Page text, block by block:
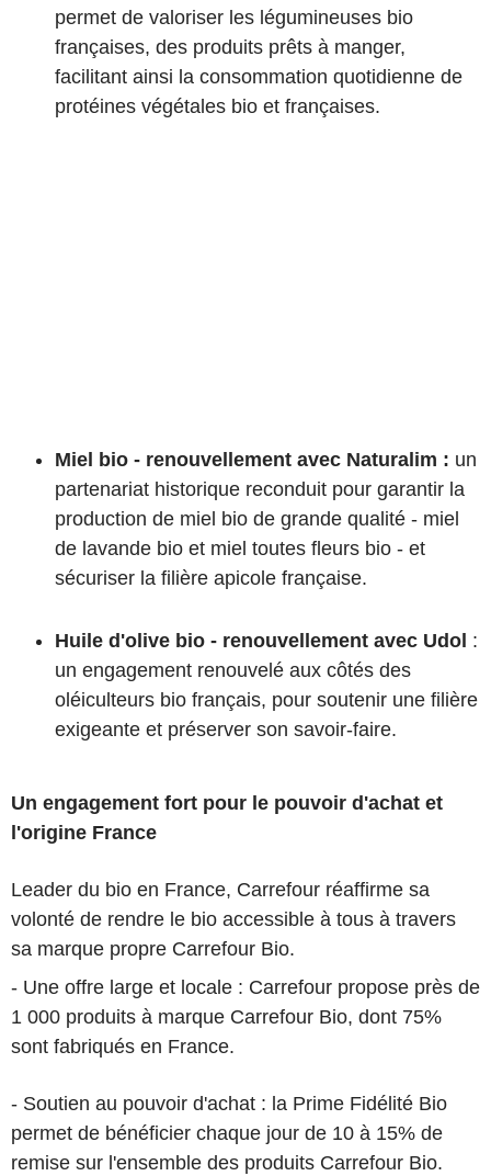
permet de valoriser les légumineuses bio
françaises, des produits prêts à manger,
facilitant ainsi la consommation quotidienne de
protéines végétales bio et françaises.
Miel bio - renouvellement avec Naturalim : un
partenariat historique reconduit pour garantir la
production de miel bio de grande qualité - miel
de lavande bio et miel toutes fleurs bio - et
sécuriser la filière apicole française.
Huile d'olive bio - renouvellement avec Udol :
un engagement renouvelé aux côtés des
oléiculteurs bio français, pour soutenir une filière
exigeante et préserver son savoir-faire.
Un engagement fort pour le pouvoir d'achat et
l'origine France
Leader du bio en France, Carrefour réaffirme sa
volonté de rendre le bio accessible à tous à travers
sa marque propre Carrefour Bio.
- Une offre large et locale : Carrefour propose près de
1 000 produits à marque Carrefour Bio, dont 75%
sont fabriqués en France.
- Soutien au pouvoir d'achat : la Prime Fidélité Bio
permet de bénéficier chaque jour de 10 à 15% de
remise sur l'ensemble des produits Carrefour Bio.